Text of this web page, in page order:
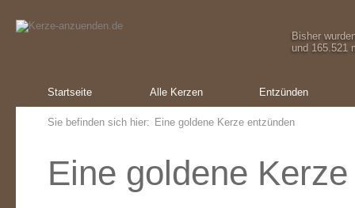
Bisher
und 165.521
Startseite Alle Kerzen Entzünden
Sie befinden sich hier: Eine goldene Kerze entzünden
Eine goldene